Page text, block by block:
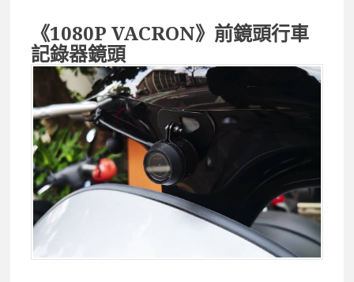
《1080P VACRON》前鏡頭行車
記錄器鏡頭